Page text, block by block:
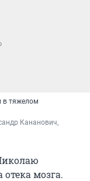
в тяжелом
Кананович,
мозга.